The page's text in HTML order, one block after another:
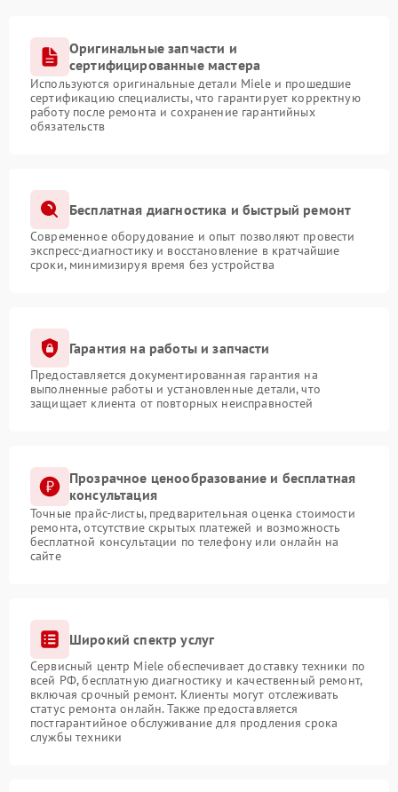
Оригинальные запчасти и
сертифицированные мастера
Используются оригинальные детали Miele и прошедшие
сертификацию специалисты, что гарантирует корректную
работу после ремонта и сохранение гарантийных
обязательств
Бесплатная диагностика и быстрый ремонт
Современное оборудование и опыт позволяют провести
экспресс-диагностику и восстановление в кратчайшие
сроки, минимизируя время без устройства
Гарантия на работы и запчасти
Предоставляется документированная гарантия на
выполненные работы и установленные детали, что
защищает клиента от повторных неисправностей
Прозрачное ценообразование и бесплатная
консультация
Точные прайс-листы, предварительная оценка стоимости
ремонта, отсутствие скрытых платежей и возможность
бесплатной консультации по телефону или онлайн на
сайте
Широкий спектр услуг
Сервисный центр Miele обеспечивает доставку техники по
всей РФ, бесплатную диагностику и качественный ремонт,
включая срочный ремонт. Клиенты могут отслеживать
статус ремонта онлайн. Также предоставляется
постгарантийное обслуживание для продления срока
службы техники